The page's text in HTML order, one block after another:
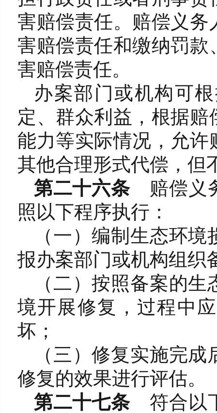
害赔偿责任。赔偿义
害赔偿责任和缴纳罚
害赔偿责任。
办案部门或机构可
定、群众利益，根据
能力等实际情况，允
其他合理形式代偿，但
第二十六条
赔偿义
照以下程序执行：
（一）编制生态环
报办案部门或机构组织
（二）按照备案的
境开展修复，过程中
坏；
（三）修复实施完
修复的效果进行评估。
第二十七条
符合以